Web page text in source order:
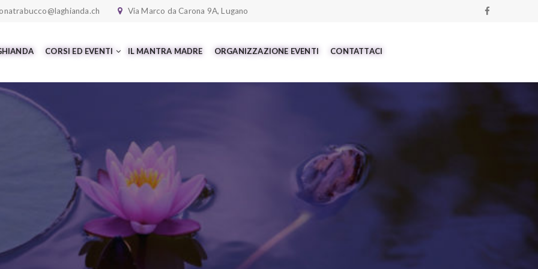
Via Marco da Carona 9A, Lugano
CORSI ED EVENTI IL MANTRA MADRE ORGANIZZAZIONE EVENTI CONTATTACI